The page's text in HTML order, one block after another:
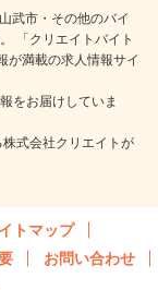
武市・その他のバイ
「クリエイトバイト
が満載の求人情報サイ
をお届けしていま
式会社クリエイトが
トマップ
お問い合わせ